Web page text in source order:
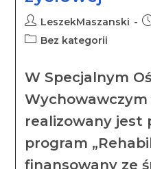
LeszekMaszanski
Bez kategorii
W Specjalnym
realizowany jest
program
finansowany ze